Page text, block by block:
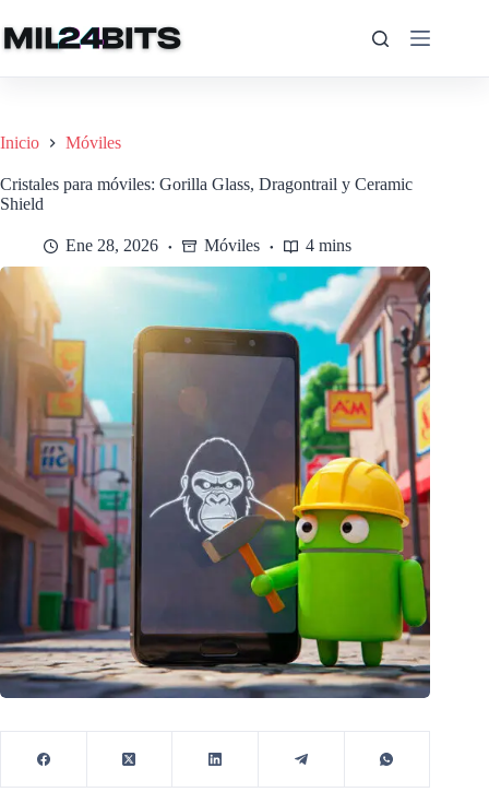
al
contenido
Inicio Móviles
Cristales para móviles: Gorilla Glass, Dragontrail y Ceramic
Shield
Ene 28, 2026 Móviles 4 mins